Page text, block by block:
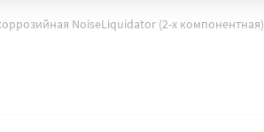
NoiseLiquidator (2-х компонентная)